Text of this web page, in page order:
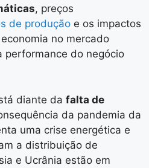
, preços
de produção e os impactos
no mercado
performance do negócio
diante da falta de
da pandemia da
uma crise energética e
a distribuição de
e Ucrânia estão em